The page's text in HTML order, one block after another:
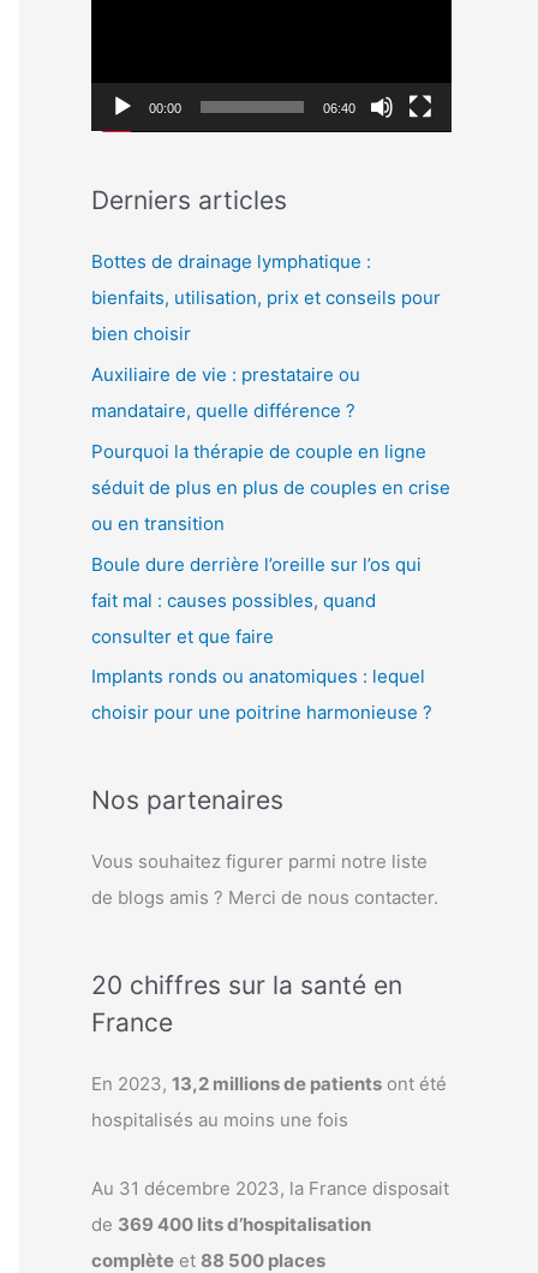
e
:
e
v
d
é
o
00:00 06:40
Derniers articles
Bottes de drainage lymphatique :
bienfaits, utilisation, prix et conseils pour
bien choisir
Auxiliaire de vie : prestataire ou
mandataire, quelle différence ?
Pourquoi la thérapie de couple en ligne
séduit de plus en plus de couples en crise
ou en transition
Boule dure derrière l’oreille sur l’os qui
fait mal : causes possibles, quand
consulter et que faire
Implants ronds ou anatomiques : lequel
choisir pour une poitrine harmonieuse ?
Nos partenaires
Vous souhaitez figurer parmi notre liste
de blogs amis ? Merci de nous contacter.
20 chiffres sur la santé en
France
En 2023, 13,2 millions de patients ont été
hospitalisés au moins une fois
Au 31 décembre 2023, la France disposait
de 369 400 lits d’hospitalisation
complète et 88 500 places